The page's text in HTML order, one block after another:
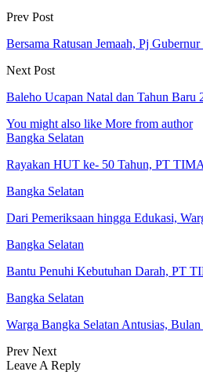
Prev Post
Bersama Ratusan Jemaah, Pj
Next Post
Baleho Ucapan Natal dan Tahun Baru
You might also like More from author
Bangka Selatan
Rayakan HUT ke- 50 Tahun, PT
Bangka Selatan
Dari Pemeriksaan hingga Edukasi,
Bangka Selatan
Bantu Penuhi Kebutuhan Darah, PT
Bangka Selatan
Warga Bangka Selatan Antusias,
Prev Next
Leave A Reply